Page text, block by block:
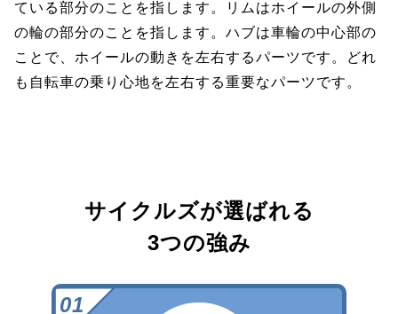
ている部分のことを指します。リムはホイールの外側
の輪の部分のことを指します。ハブは車輪の中心部の
ことで、ホイールの動きを左右するパーツです。どれ
も自転車の乗り心地を左右する重要なパーツです。
サイクルズが選ばれる
3つの強み